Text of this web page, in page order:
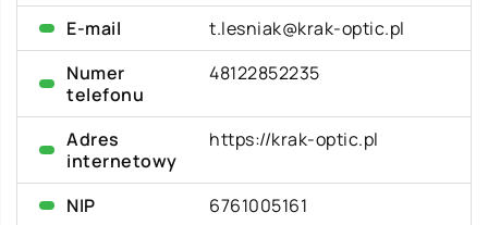
E-mail
t.lesniak@krak-optic.pl
Numer
telefonu
48122852235
Adres
internetowy
https://krak-optic.pl
NIP
6761005161